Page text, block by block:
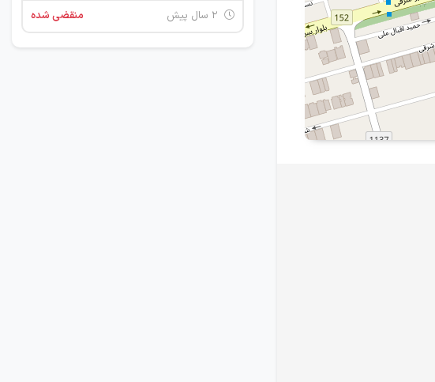
منقضی شده